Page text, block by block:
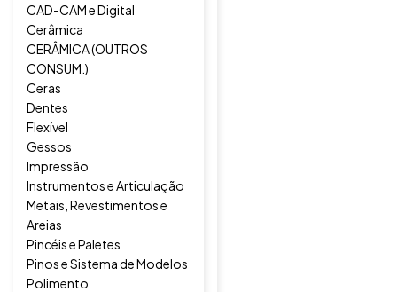
CAD-CAM e Digital
Cerâmica
CERÂMICA (OUTROS
CONSUM.)
Ceras
Dentes
Flexível
Gessos
Impressão
Instrumentos e Articulação
Metais, Revestimentos e
Areias
Pincéis e Paletes
Pinos e Sistema de Modelos
Polimento